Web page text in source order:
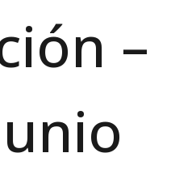
–